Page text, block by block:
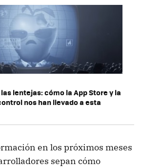
lentejas: cómo la App Store y la
nos han llevado a esta
en los próximos meses
sepan cómo